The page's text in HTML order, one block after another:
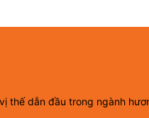
thế dẫn đầu trong ngành